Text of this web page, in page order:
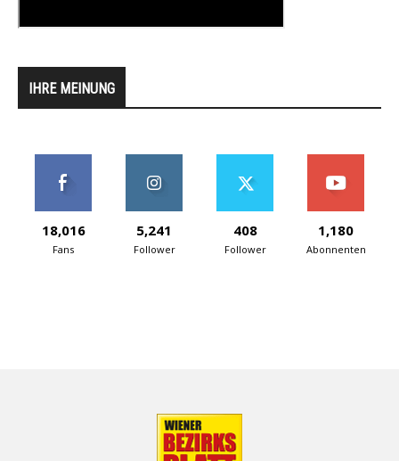
IHRE MEINUNG
18,016
Fans
5,241
Follower
408
Follower
1,180
Abonnenten